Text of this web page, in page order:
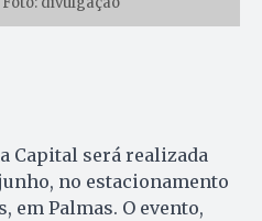
Capital será realizada
no estacionamento
em Palmas. O evento,